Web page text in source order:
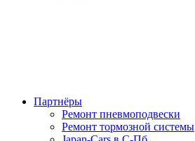
Партнёры
Ремонт пневмоподвески
Ремонт тормозной системы